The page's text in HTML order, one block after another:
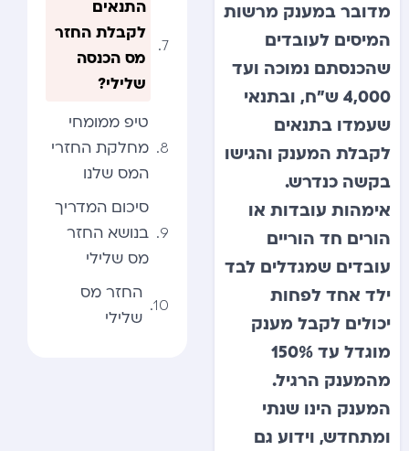
מדובר במענק מרשות
המיסים לעובדים
שהכנסתם נמוכה ועד
4,000 ש”ח, ובתנאי
שעמדו בתנאים
לקבלת המענק והגישו
בקשה כנדרש.
אימהות עובדות או
הורים חד הוריים
עובדים שמגדלים לבד
ילד אחד לפחות
יכולים לקבל מענק
מוגדל עד 150%
מהמענק הרגיל.
המענק הינו שנתי
ומתחדש, וידוע גם
התנאים
לקבלת החזר
מס הכנסה
שלילי?
טיפ ממומחי
מחלקת החזרי
המס שלנו
סיכום המדריך
בנושא החזר
מס שלילי
החזר מס
שלילי